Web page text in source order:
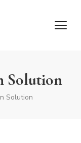
Solution
Solution